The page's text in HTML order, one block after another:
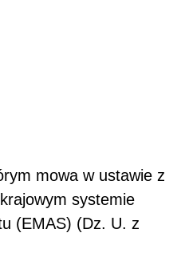
mowa w ustawie z
systemie
(EMAS) (Dz. U. z